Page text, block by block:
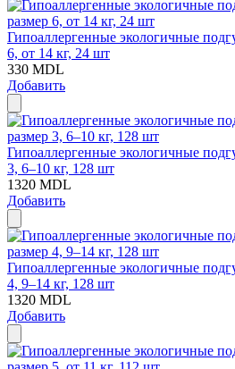
Гипоаллергенные экологичные
6, от 14 кг, 24 шт
330 MDL
Добавить
Гипоаллергенные экологичные
3, 6–10 кг, 128 шт
1320 MDL
Добавить
Гипоаллергенные экологичные
4, 9–14 кг, 128 шт
1320 MDL
Добавить